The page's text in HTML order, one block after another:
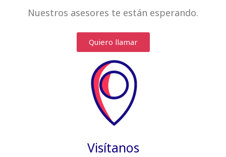
Nuestros asesores te están esperando.
Quiero llamar
Visítanos